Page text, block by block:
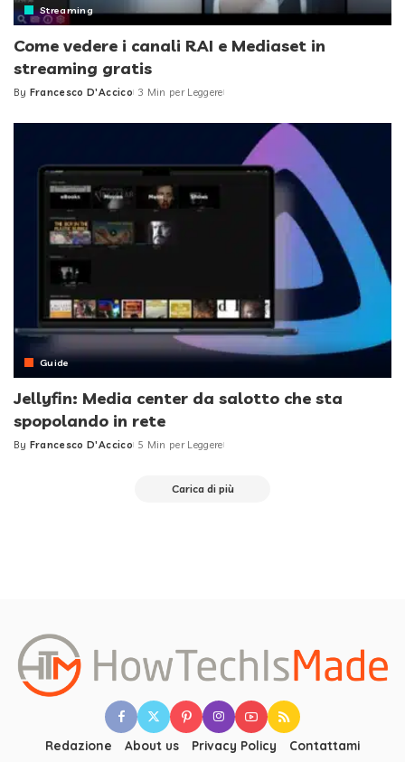
Streaming
Come vedere i canali RAI e Mediaset in
streaming gratis
Posted
By Francesco D'Accico 3 Min per Leggere
Guide
Jellyfin: Media center da salotto che sta
spopolando in rete
Posted
By Francesco D'Accico 5 Min per Leggere
Carica di più
Redazione About us Privacy Policy Contattami